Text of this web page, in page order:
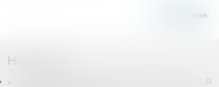
Historique
ACHETEURS PUBLICS : PAS DE PRÉCIPITATION POUR